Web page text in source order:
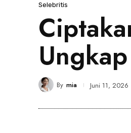
Selebritis
By mia Juni 11, 2026